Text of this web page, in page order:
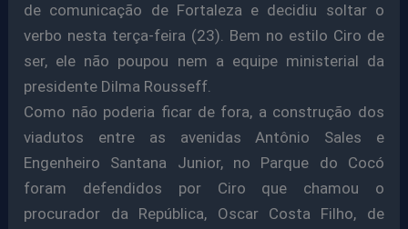
de comunicação de Fortaleza e decidiu soltar o
verbo nesta terça-feira (23). Bem no estilo Ciro de
ser, ele não poupou nem a equipe ministerial da
presidente Dilma Rousseff.
Como não poderia ficar de fora, a construção dos
viadutos entre as avenidas Antônio Sales e
Engenheiro Santana Junior, no Parque do Cocó
foram defendidos por Ciro que chamou o
procurador da República, Oscar Costa Filho, de